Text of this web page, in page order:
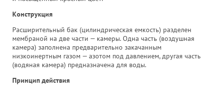
Конструкция
Расширительный бак (цилиндрическая емкость) разделен
мембраной на две части — камеры. Одна часть (воздушная
камера) заполнена предварительно закачанным
низкоинертным газом — азотом под давлением, другая часть
(водяная камера) предназначена для воды.
Принцип действия